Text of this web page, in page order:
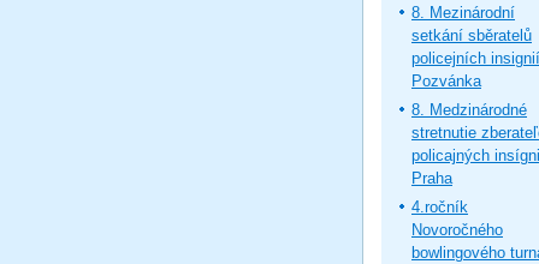
8. Mezinárodní
setkání sběratelů
policejních
Pozvánka
8. Medzinárodné
stretnutie
policajných
Praha
4.ročník
Novoročného
bowlingového